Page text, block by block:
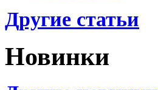
Другие статьи
Новинки